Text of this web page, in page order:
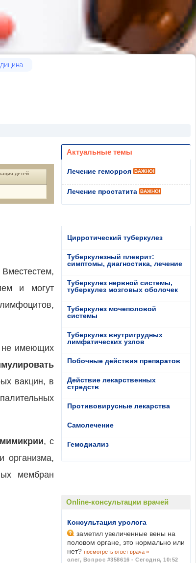
детей
и могут
не имеющих
вакцин, в
, с
организма,
мембран
Актуальные темы
Лечение геморроя ВАЖНО!
Лечение простатита ВАЖНО!
Цирротический туберкулез
Туберкулезный плеврит:
симптомы, диагностика, лечение
Туберкулез нервной системы,
туберкулез мозговых оболочек
Туберкулез мочеполовой
системы
Туберкулез внутригрудных
лимфатических узлов
Побочные действия препаратов
Действие лекарственных
стредств
Противовирусные лекарства
Самолечение
Гемодиализ
Online-консультации врачей
Консультация уролога
заметил увеличенные вены на
половом органе, это нормально или
нет? посмотреть ответ врача »
олег, Вопрос #358616 - Сегодня, 10:52